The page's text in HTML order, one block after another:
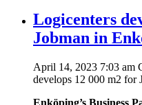
Logicenters
Jobman in
April 14, 2023 7:03 am
develops 12 000 m2 for
Enköping’s Business